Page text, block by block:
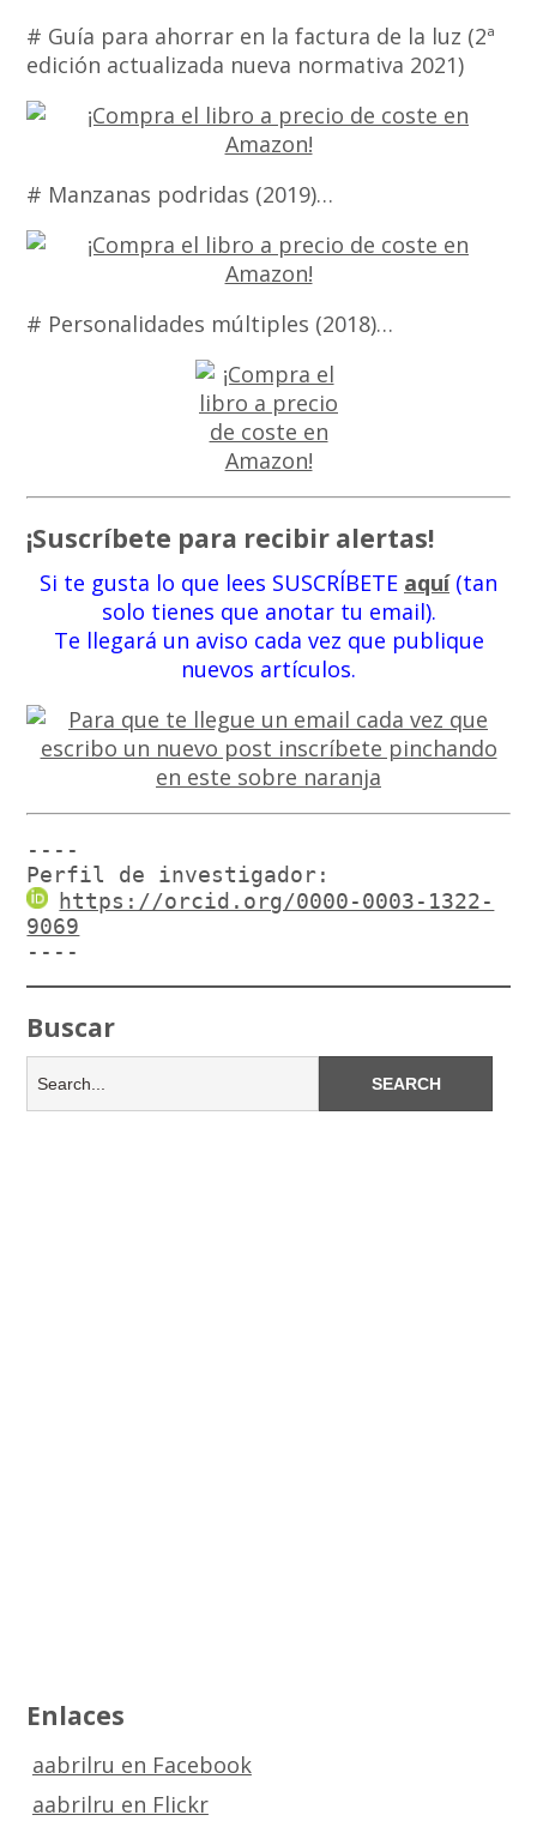
# Guía para ahorrar en la factura de la luz (2ª
edición actualizada nueva normativa 2021)
# Manzanas podridas (2019)…
# Personalidades múltiples (2018)…
¡Suscríbete para recibir alertas!
Si te gusta lo que lees SUSCRÍBETE aquí(tan
solo tienes que anotar tu email).
Te llegará un aviso cada vez que publique
nuevos artículos.
----
Perfil de investigador:
https://orcid.org/0000-0003-1322-
9069
----
Buscar
Enlaces
aabrilru en Facebook
aabrilru en Flickr